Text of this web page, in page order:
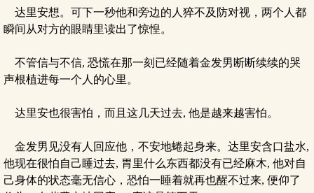
达里安想。可下一秒他和旁边的人猝不及防对视，两个人都
瞬间从对方的眼睛里读出了惊惶。
不管信与不信, 恐慌在那一刻已经随着金发男断断续续的哭
声根植进每一个人的心里。
达里安也很害怕，而且这几天过去, 他是越来越害怕。
金发男见没有人回应他，不安地蜷起身来。达里安含口盐水,
他现在很怕自己睡过去, 胃里什么东西都没有已经麻木, 他对自
己身体的状态毫无信心，恐怕一睡着就再也醒不过来, 便仰了